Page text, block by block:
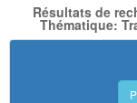
Résultats de
Thématique: